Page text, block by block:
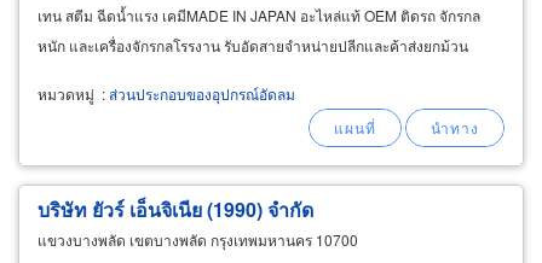
เทน สตีม ฉีดน้ำแรง เคมีMADE IN JAPAN อะไหล่แท้ OEM ติดรถ จักรกล
หนัก และเครื่องจักรกลโรรงาน รับอัดสายจำหน่ายปลีกและค้าส่งยกม้วน
หมวดหมู่ :ส่วนประกอบของอุปกรณ์อัดลม
บริษัท ยัวร์ เอ็นจิเนีย (1990) จำกัด
แขวงบางพลัด เขตบางพลัด กรุงเทพมหานคร 10700